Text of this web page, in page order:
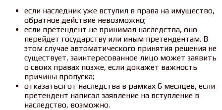
если наследник уже вступил в права на имущество,
обратное действие невозможно;
если претендент не принимал наследства, оно
перейдет государству или иным претендентам. В
этом случае автоматического принятия решения не
существует, заинтересованное лицо может заявить
о своих правах позже, если докажет важность
причины пропуска;
отказаться от наследства в рамках 6 месяцев, если
претендент написал заявление на вступление в
наследство, возможно.